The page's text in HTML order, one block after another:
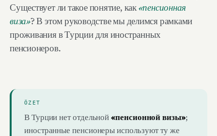
Существует ли такое понятие, как «пенсионная
виза»? В этом руководстве мы делимся рамками
проживания в Турции для иностранных
пенсионеров.
ÖZET
В Турции нет отдельной«пенсионной визы»;
иностранные пенсионеры используют ту же